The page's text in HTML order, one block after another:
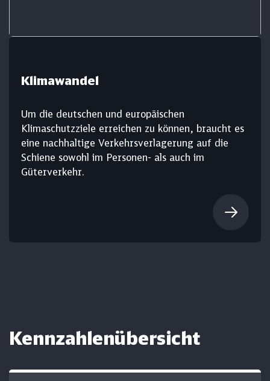
Klimawandel
Um die deutschen und europäischen
Klimaschutzziele erreichen zu können, braucht es
eine nachhaltige Verkehrsverlagerung auf die
Schiene sowohl im Personen- als auch im
Güterverkehr.
Kennzahlen­übersicht